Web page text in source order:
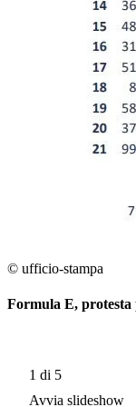
© ufficio-stampa
Formula E,
1 di 5
Avvia slideshow